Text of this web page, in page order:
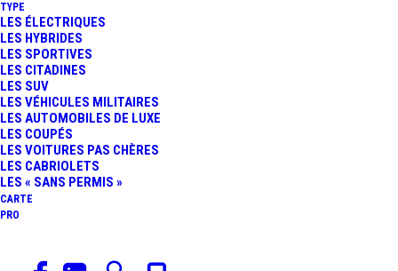
TYPE
LES ÉLECTRIQUES
LES HYBRIDES
LES SPORTIVES
LES CITADINES
LES SUV
LES VÉHICULES MILITAIRES
LES AUTOMOBILES DE LUXE
LES COUPÉS
LES VOITURES PAS CHÈRES
LES CABRIOLETS
LES « SANS PERMIS »
CARTE
PRO
James Glickenhaus est un homme de